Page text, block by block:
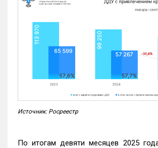
Источник: Росреестр
По итогам девяти месяцев 2025